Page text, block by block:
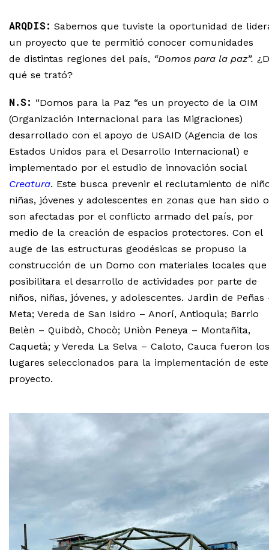
ARQDIS: Sabemos que tuviste la oportunidad de
un proyecto que te permitió conocer comunidades
de distintas regiones del país, “Domos para la paz”.
qué se trató?
N.S: “Domos para la Paz “es un proyecto de la OIM
(Organización Internacional para las Migraciones)
desarrollado con el apoyo de USAID (Agencia de los
Estados Unidos para el Desarrollo Internacional) e
implementado por el estudio de innovación social
Creatura. Este busca prevenir el reclutamiento de
niñas, jóvenes y adolescentes en zonas que han sido o
son afectadas por el conflicto armado del país, por
medio de la creación de espacios protectores. Con el
auge de las estructuras geodésicas se propuso la
construcción de un Domo con materiales locales que
posibilitara el desarrollo de actividades por parte de
niños, niñas, jóvenes, y adolescentes. Jardìn de Peñas
Meta; Vereda de San Isidro – Anorí, Antioquia; Barrio
Belèn – Quibdò, Chocò; Uniòn Peneya – Montañita,
Caquetà; y Vereda La Selva – Caloto, Cauca fueron los
lugares seleccionados para la implementación de este
proyecto.